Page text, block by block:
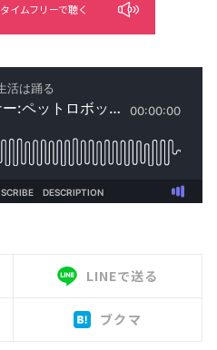
タイムフリーで聴く
LINEで送る
ブクマ